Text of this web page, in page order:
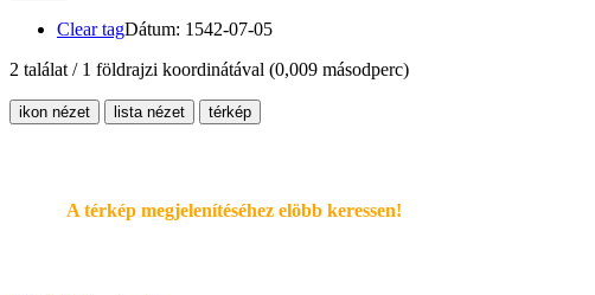
Clear tagDátum: 1542-07-05
2 találat / 1 földrajzi koordinátával (0,009 másodperc)
ikon nézet lista nézet térkép
A térkép megjelenítéséhez elöbb keressen!